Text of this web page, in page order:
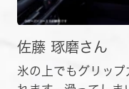
佐藤 琢磨さん
氷の上でもグリップ